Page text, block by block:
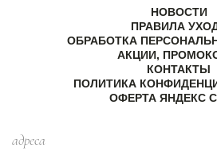
НОВОСТИ
ПРАВИЛА
ОБРАБОТКА
АКЦИИ,
КОНТАКТЫ
ПОЛИТИКА
ОФЕРТА ЯНДЕКС
адреса